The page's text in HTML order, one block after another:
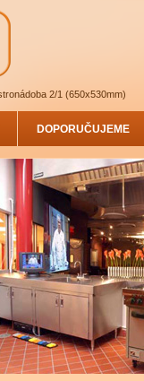
2/1 (650x530mm)
DOPORUČUJEME